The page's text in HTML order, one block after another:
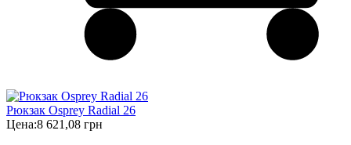
Рюкзак Osprey Radial 26
Цена:8 621,08 грн